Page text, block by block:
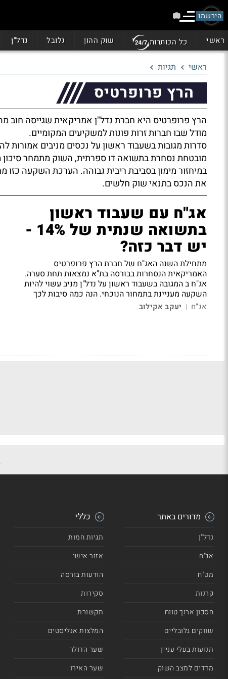
הירשמו
ראשי כל הכותרות שוק ההון גלובל נדל"ן
ראשי תגיות
הרץ פרופרטיס
הרץ פרופרטיס היא חברת נדל"ן אמריקאית שגייסה חוב
מודל שבו חברות זרות פונות למשקיעים המקומיים.
סדרות מגובות בשעבוד ראשון על נכסים מניבים אמורות
מובטחת נסחרת בתשואה דו ספרתית, השוק מתמחר סיכון
במיחזור מימון בסביבת ריבית גבוהה. הערכת השקעה
את הנכס בתנאי שוק חלשים.
אג"ח עם שעבוד ראשון
בתשואה שנתית של 14% -
יש דבר כזה?
מתחילת השנה האג"ח של חברת הרץ פרופרטיס
האמריקאית הנסחרות בבורסה בת"א נמצאות תחת סערה.
אג"ח ב המגובה בשעבוד ראשון על נדל"ן מניב עשוי להיות
השקעה מעניינת בתמחור הנוכחי. הנה כמה סיבות לכך
אג"ח | יעקב אקילוב
מדורים באתר
נדל"ן
אג"ח
מט"ח
קרנות
חסכון ארוך טווח
שווקים גלובליים
תנועות בעלי עניין
מדדים למצב השוק
כללי
תגיות חמות
אזור אישי
הודעות בורסה
סקירות
תקשורת
המלצות אנליסטים
שער הדולר
שער האירו